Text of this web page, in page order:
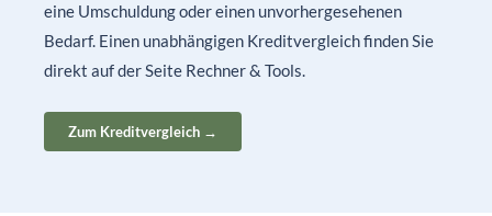
eine Umschuldung oder einen unvorhergesehenen
Bedarf. Einen unabhängigen Kreditvergleich finden Sie
direkt auf der Seite Rechner & Tools.
Zum Kreditvergleich →